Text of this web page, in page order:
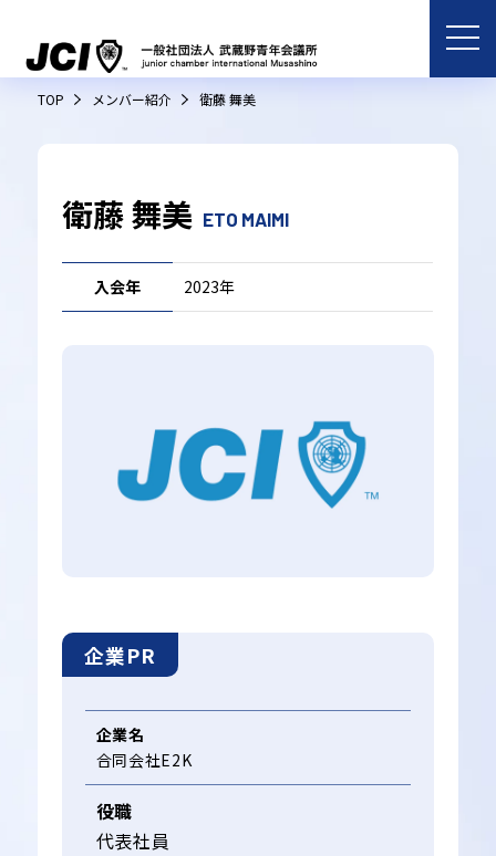
TOP メンバー紹介 衛藤 舞美
衛藤 舞美 ETO MAIMI
入会年 2023年
企業PR
企業名
合同会社E2K
役職
代表社員